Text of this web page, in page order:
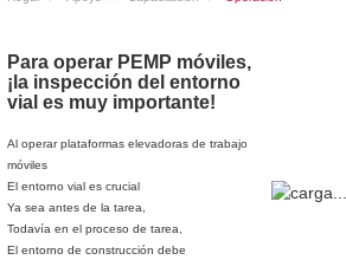
Para operar PEMP móviles,
¡la inspección del entorno
vial es muy importante!
Al operar plataformas elevadoras de trabajo
móviles
El entorno vial es crucial
Ya sea antes de la tarea,
Todavía en el proceso de tarea,
El entorno de construcción debe